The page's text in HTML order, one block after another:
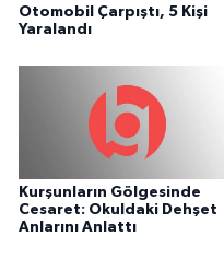
Otomobil Çarpıştı, 5 Kişi
Yaralandı
Kurşunların Gölgesinde
Cesaret: Okuldaki Dehşet
Anlarını Anlattı